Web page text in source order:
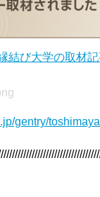
結び大学の取材
gentry/